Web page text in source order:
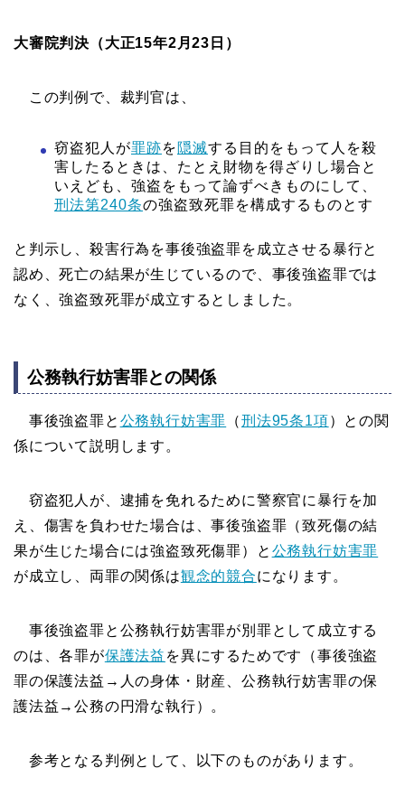
大審院判決（大正15年2月23日）
この判例で、裁判官は、
窃盗犯人が罪跡を 隠滅する目的をもって人を殺
害したるときは、たとえ財物を得ざりし場合と
いえども、強盗をもって論ずべきものにして、
刑法第240条の強盗致死罪を構成するものとす
と判示し、殺害行為を事後強盗罪を成立させる暴行と
認め、死亡の結果が生じているので、事後強盗罪では
なく、強盗致死罪が成立するとしました。
公務執行妨害罪との関係
事後強盗罪と 公務執行妨害罪 （刑法95条1項）との関
係について説明します。
窃盗犯人が、逮捕を免れるために警察官に暴行を加
え、傷害を負わせた場合は、事後強盗罪（致死傷の結
果が生じた場合には強盗致死傷罪）と 公務執行妨害罪
が成立し、両罪の関係は観念的競合になります。
事後強盗罪と公務執行妨害罪が別罪として成立する
のは、各罪が保護法益 を異にするためです（事後強盗
罪の保護法益→人の身体・財産、公務執行妨害罪の保
護法益→公務の円滑な執行）。
参考となる判例として、以下のものがあります。